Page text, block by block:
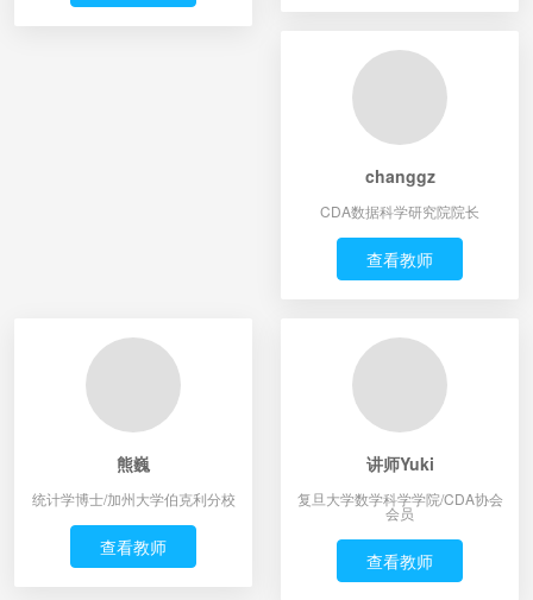
changgz
CDA数据科学研究院院长
查看教师
熊巍
统计学博士/加州大学伯克利分校
查看教师
讲师Yuki
复旦大学数学科学学院/CDA协会
会员
查看教师